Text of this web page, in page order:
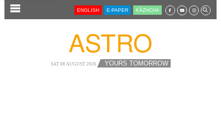
SECTIONS ENGLISH E-PAPER KĀZHCHA
ASTRO
SAT 08 AUGUST 2026 YOURS TOMORROW